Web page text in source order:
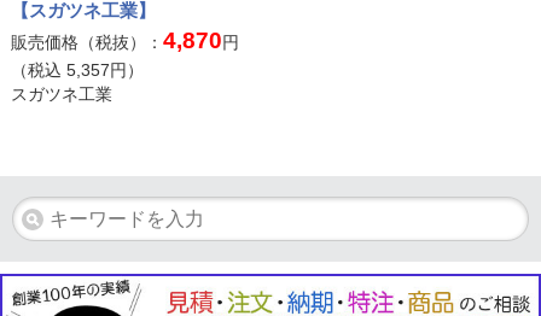
【スガツネ工業】
販売価格（税抜）： 4,870円
（税込 5,357円）
スガツネ工業